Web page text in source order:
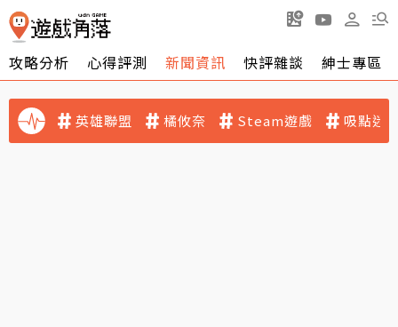
攻略分析 心得評測 新聞資訊 快評雜談 紳士專區
英雄聯盟 橘攸奈 Steam遊戲 吸點迷